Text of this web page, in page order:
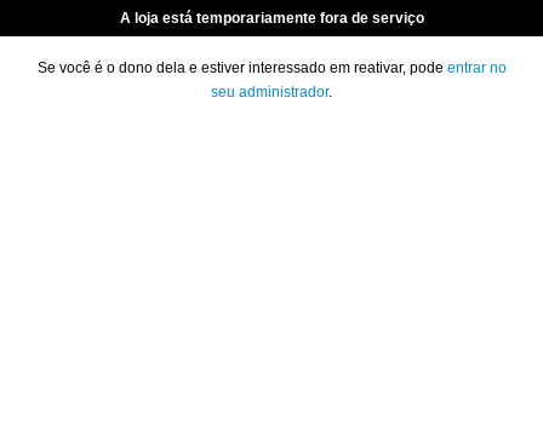
A loja está temporariamente fora de serviço
Se você é o dono dela e estiver interessado em reativar, pode entrar no
seu administrador.